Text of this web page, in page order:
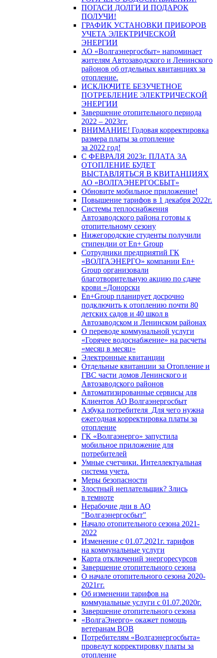
ПОГАСИ ДОЛГИ И ПОДАРОК
ПОЛУЧИ!
ГРАФИК УСТАНОВКИ ПРИБОРОВ
УЧЕТА ЭЛЕКТРИЧЕСКОЙ
ЭНЕРГИИ
АО «Волгаэнергосбыт» напоминает
жителям Автозаводского и Ленинского
районов об отдельных квитанциях за
отопление.
ИСКЛЮЧИТЕ БЕЗУЧЕТНОЕ
ПОТРЕБЛЕНИЕ ЭЛЕКТРИЧЕСКОЙ
ЭНЕРГИИ
Завершение отопительного периода
2022 – 2023гг.
ВНИМАНИЕ! Годовая корректировка
размера платы за отопление
за 2022 год!
С ФЕВРАЛЯ 2023г. ПЛАТА ЗА
ОТОПЛЕНИЕ БУДЕТ
ВЫСТАВЛЯТЬСЯ В КВИТАНЦИЯХ
АО «ВОЛГАЭНЕРГОСБЫТ»
Обновите мобильное приложение!
Повышение тарифов в 1 декабря 2022г.
Системы теплоснабжения
Автозаводского района готовы к
отопительному сезону
Нижегородские студенты получили
стипендии от En+ Group
Сотрудники предприятий ГК
«ВОЛГАЭНЕРГО» компании En+
Group организовали
благотворительную акцию по сдаче
крови «Донорски
En+Group планирует досрочно
подключить к отоплению почти 80
детских садов и 40 школ в
Автозаводском и Ленинском районах
О переводе коммунальной услуги
«Горячее водоснабжение» на расчеты
«месяц в месяц»
Электронные квитанции
Отдельные квитанции за Отопление и
ГВС части домов Ленинского и
Автозаводского районов
Автоматизированные сервисы для
Клиентов АО Волгаэнергосбыт
Азбука потребителя_Для чего нужна
ежегодная корректировка платы за
отопление
ГК «Волгаэнерго» запустила
мобильное приложение для
потребителей
Умные счетчики. Интеллектуальная
система учета.
Меры безопасности
Злостный неплательщик? Злись
в темноте
Нерабочие дни в АО
"Волгаэнергосбыт"
Начало отопительного сезона 2021-
2022
Изменение с 01.07.2021г. тарифов
на коммунальные услуги
Карта отключений энергоресурсов
Завершение отопительного сезона
О начале отопительного сезона 2020-
2021гг.
Об изменении тарифов на
коммунальные услуги с 01.07.2020г.
Завершение отопительного сезона
«ВолгаЭнерго» окажет помощь
ветеранам ВОВ
Потребителям «Волгаэнергосбыта»
проведут корректировку платы за
отопление